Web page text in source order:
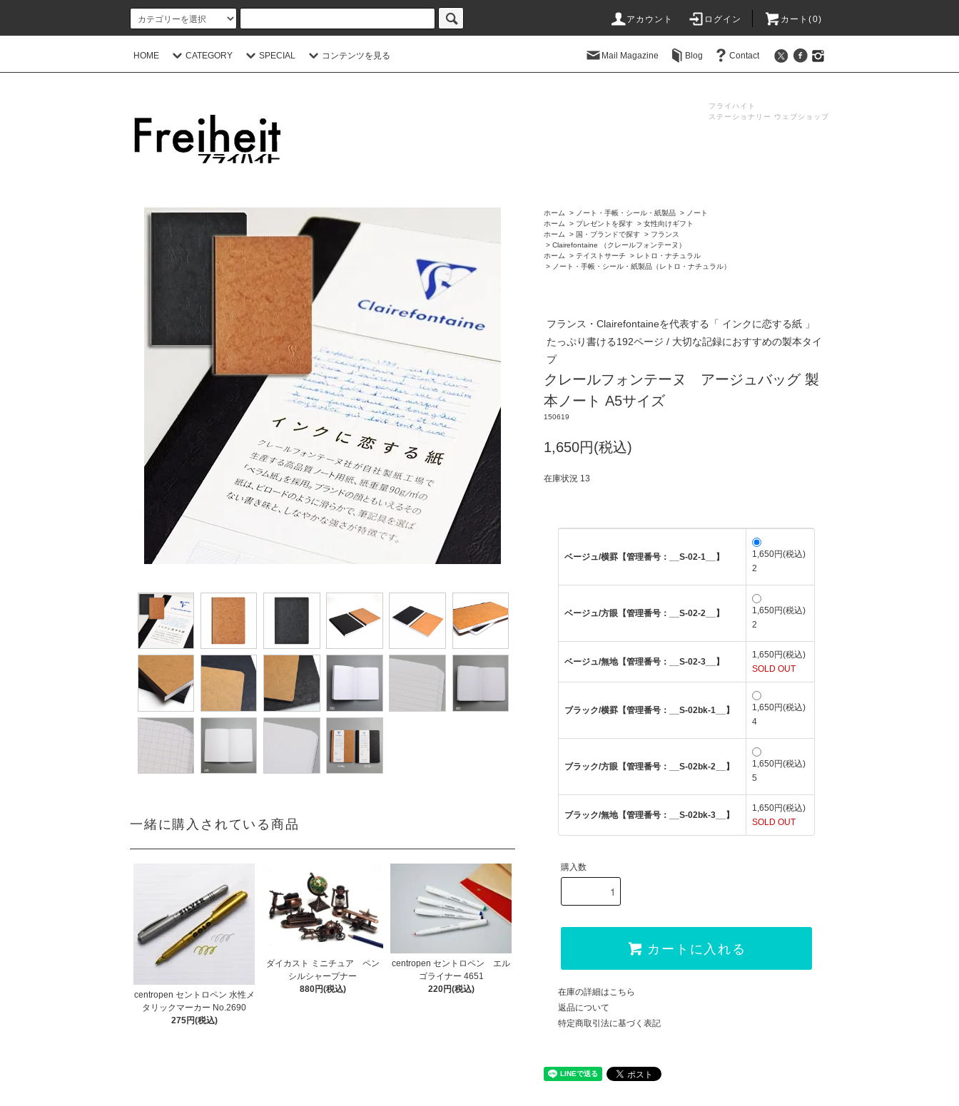
アカウント ログイン カート(0)
HOME CATEGORY SPECIAL コンテンツを見る Mail Magazine Blog Contact
フライハイト
ステーショナリー ウェブショップ
一緒に購入されている商品
centropen セントロペン 水性メ
タリックマーカー No.2690
275円(税込)
ダイカスト ミニチュア ペン
シルシャープナー
880円(税込)
centropen セントロペン エル
ゴライナー 4651
220円(税込)
ホーム > ノート・手帳・シール・紙製品 > ノート
ホーム
> プレゼントを探す > 女性向けギフト
ホーム
> 国・ブランドで探す > フランス
> Clairefontaine （クレールフォンテーヌ）
ホーム
> テイストサーチ > レトロ・ナチュラル
> ノート・手帳・シール・紙製品（レトロ・ナチュラル）
フランス・Clairefontaineを代表する「 インクに恋する紙 」
たっぷり書ける192ページ / 大切な記録におすすめの製本タイ
プ
クレールフォンテーヌ アージュバッグ 製
本ノート A5サイズ
150619
1,650円(税込)
在庫状況 13
ベージュ/横罫【管理番号：__S-02-1__】
1,650円(税込)
2
ベージュ/方眼【管理番号：__S-02-2__】
1,650円(税込)
2
ベージュ/無地【管理番号：__S-02-3__】
1,650円(税込)
SOLD OUT
ブラック/横罫【管理番号：__S-02bk-1__】
1,650円(税込)
4
ブラック/方眼【管理番号：__S-02bk-2__】
1,650円(税込)
5
ブラック/無地【管理番号：__S-02bk-3__】
1,650円(税込)
SOLD OUT
購入数
カートに入れる
在庫の詳細はこちら
返品について
特定商取引法に基づく表記